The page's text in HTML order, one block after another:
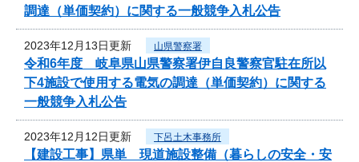
調達（単価契約）に関する一般競争入札公告
2023年12月13日更新 山県警察署
令和6年度 岐阜県山県警察署伊自良警察官駐在所以
下4施設で使用する電気の調達（単価契約）に関する
一般競争入札公告
2023年12月12日更新 下呂土木事務所
【建設工事】県単 現道施設整備（暮らしの安全・安